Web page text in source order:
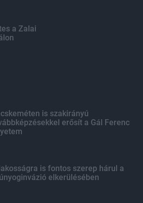
a Zalai
is szakirányú
erősít a Gál Ferenc
is fontos szerep hárul a
elkerülésében